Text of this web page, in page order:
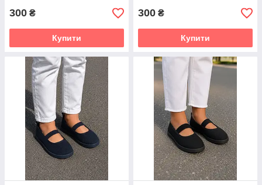
300 ₴
Купити
300 ₴
Купити